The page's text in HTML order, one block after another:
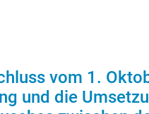
vom 1.
und die